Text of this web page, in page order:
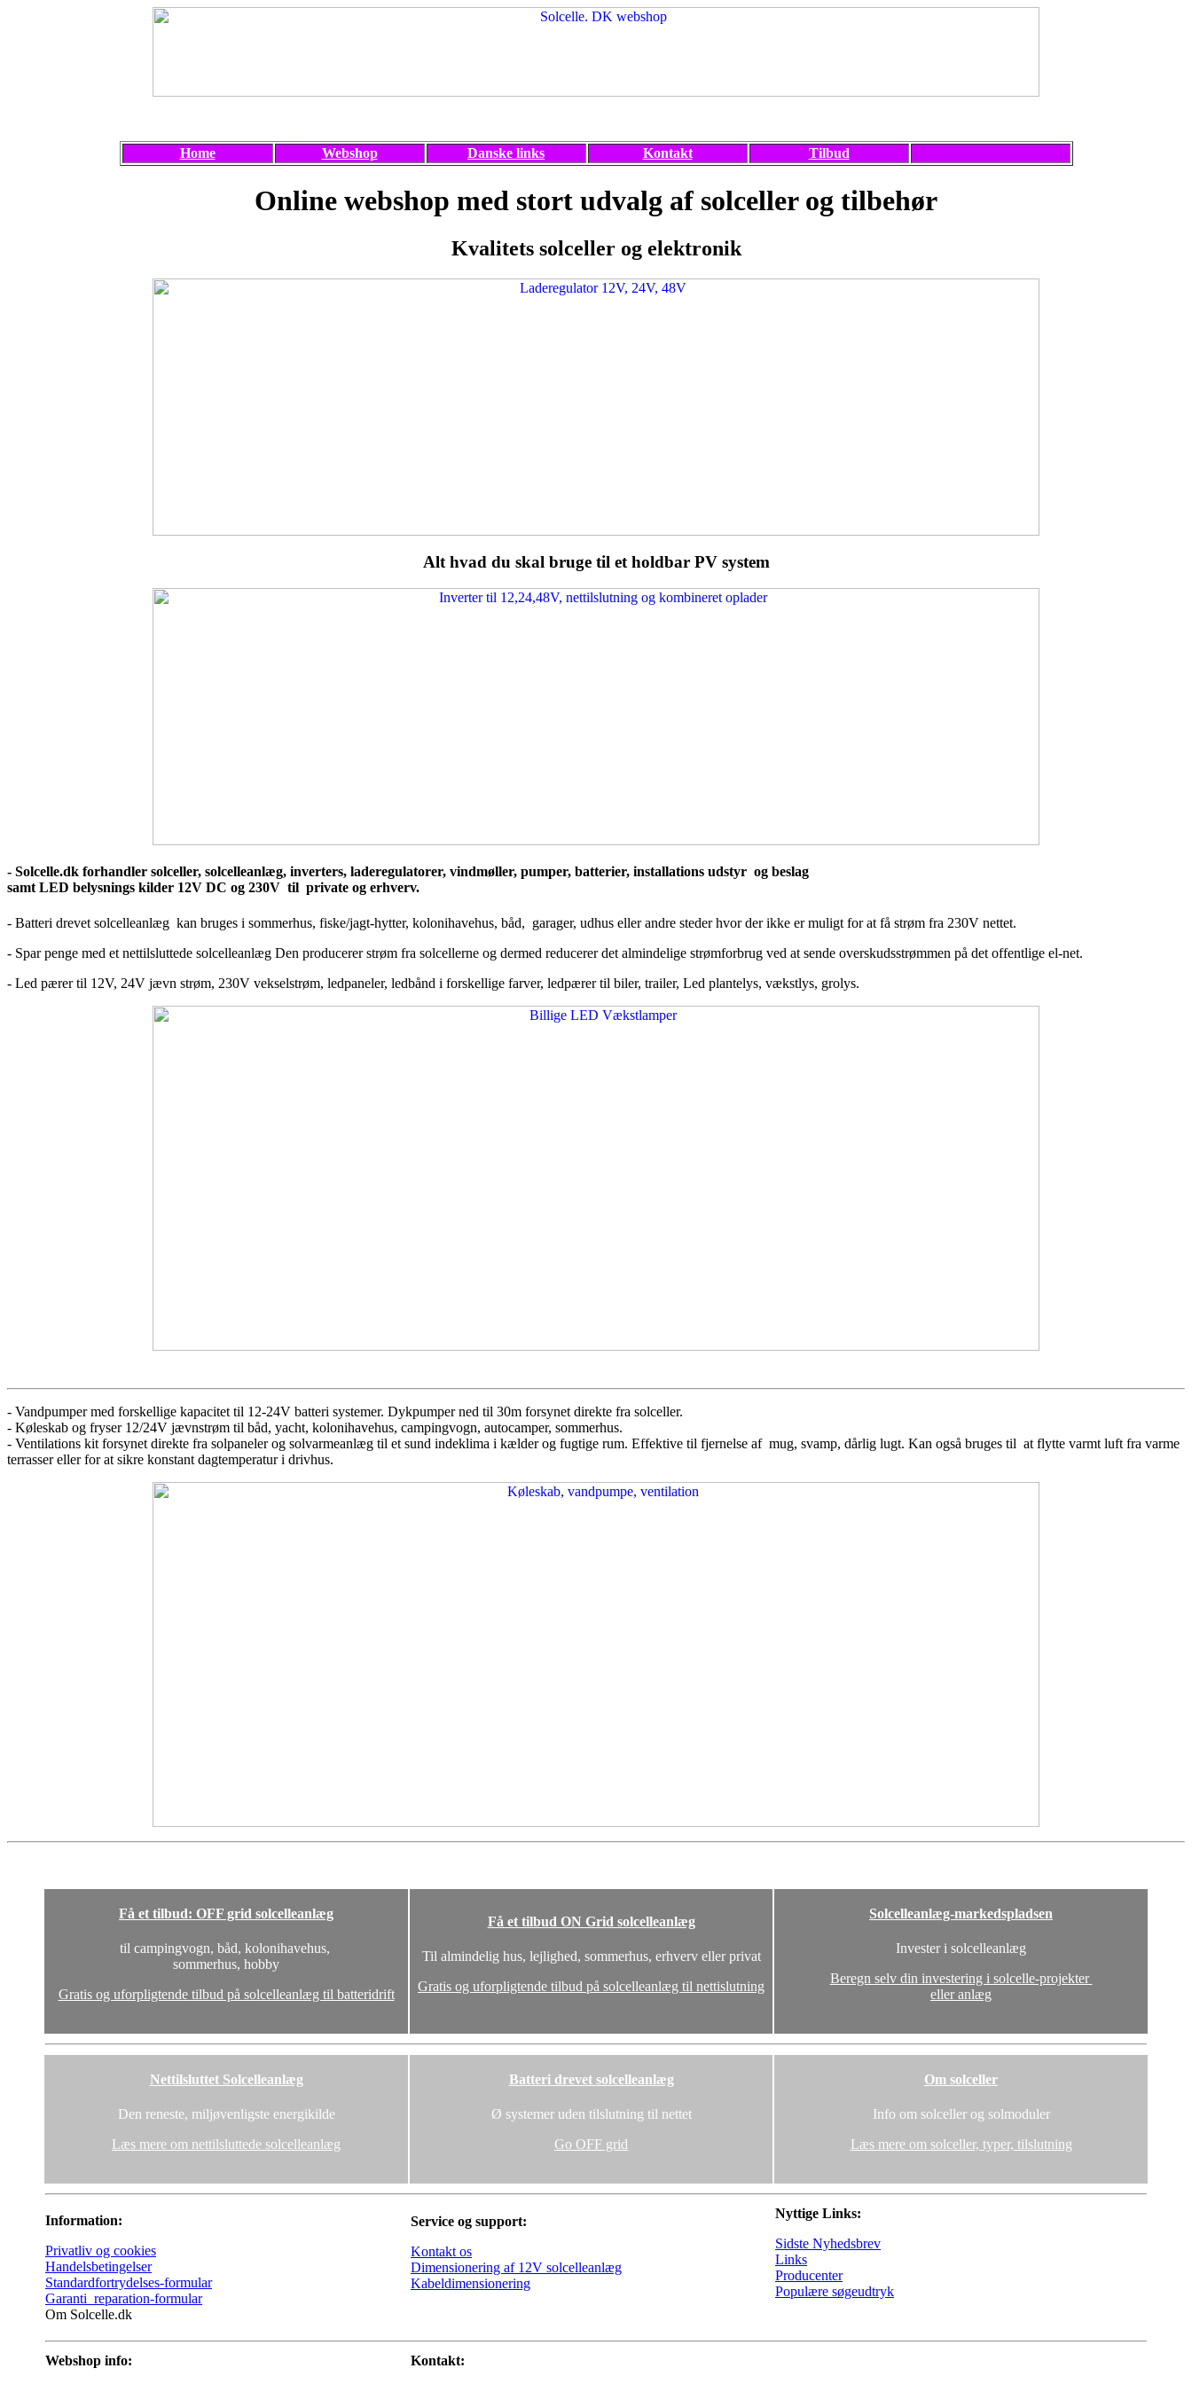
Home Webshop Danske links Kontakt Tilbud
Online webshop med stort udvalg af solceller og tilbehør
Kvalitets solceller og elektronik
Alt hvad du skal bruge til et holdbar PV system
- Solcelle.dk forhandler solceller, solcelleanlæg, inverters, laderegulatorer, vindmøller, pumper, batterier, installations udstyr og beslag
samt LED belysnings kilder 12V DC og 230V til private og erhverv.
- Batteri drevet solcelleanlæg kan bruges i sommerhus, fiske/jagt-hytter, kolonihavehus, båd, garager, udhus eller andre steder hvor der ikke er muligt for at få strøm fra 230V nettet.
- Spar penge med et nettilsluttede solcelleanlæg Den producerer strøm fra solcellerne og dermed reducerer det almindelige strømforbrug ved at sende overskudsstrømmen på det offentlige el-net.
- Led pærer til 12V, 24V jævn strøm, 230V vekselstrøm, ledpaneler, ledbånd i forskellige farver, ledpærer til biler, trailer, Led plantelys, vækstlys, grolys.
- Vandpumper med forskellige kapacitet til 12-24V batteri systemer. Dykpumper ned til 30m forsynet direkte fra solceller.
- Køleskab og fryser 12/24V jævnstrøm til båd, yacht, kolonihavehus, campingvogn, autocamper, sommerhus.
- Ventilations kit forsynet direkte fra solpaneler og solvarmeanlæg til et sund indeklima i kælder og fugtige rum. Effektive til fjernelse af mug, svamp, dårlig lugt. Kan også bruges til at flytte varmt luft fra varme
terrasser eller for at sikre konstant dagtemperatur i drivhus.
Få et tilbud: OFF grid solcelleanlæg
til campingvogn, båd, kolonihavehus,
sommerhus, hobby
Gratis og uforpligtende tilbud på solcelleanlæg til batteridrift
Få et tilbud ON Grid solcelleanlæg
Til almindelig hus, lejlighed, sommerhus, erhverv eller privat
Gratis og uforpligtende tilbud på solcelleanlæg til nettislutning
Solcelleanlæg-markedspladsen
Invester i solcelleanlæg
Beregn selv din investering i solcelle-projekter
eller anlæg
Nettilsluttet Solcelleanlæg
Den reneste, miljøvenligste energikilde
Læs mere om nettilsluttede solcelleanlæg
Batteri drevet solcelleanlæg
Ø systemer uden tilslutning til nettet
Go OFF grid
Om solceller
Info om solceller og solmoduler
Læs mere om solceller, typer, tilslutning
Information:
Privatliv og cookies
Handelsbetingelser
Standardfortrydelses-formular
Garanti_reparation-formular
Om Solcelle.dk
Service og support:
Kontakt os
Dimensionering af 12V solcelleanlæg
Kabeldimensionering
Nyttige Links:
Sidste Nyhedsbrev
Links
Producenter
Populære søgeudtryk
Webshop info:
Kontakt: